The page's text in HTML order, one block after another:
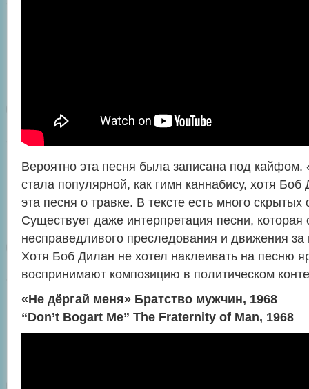
Вероятно эта песня была записана под
стала популярной, как гимн каннабису, хотя Боб
эта песня о травке. В тексте есть много
Существует даже интерпретация песни, которая
несправедливого преследования и движения за
Хотя Боб Дилан не хотел наклеивать на песню
воспринимают композицию в политическом
«Не дёргай меня» Братство мужчин, 1968
“Don’t Bogart Me” The Fraternity of Man, 1968